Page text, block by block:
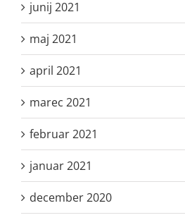
junij 2021
maj 2021
april 2021
marec 2021
februar 2021
januar 2021
december 2020